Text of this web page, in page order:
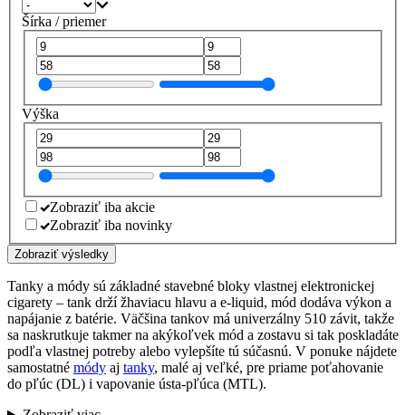
Šírka / priemer
Výška
Zobraziť iba akcie
Zobraziť iba novinky
Zobraziť výsledky
Tanky a módy sú základné stavebné bloky vlastnej elektronickej
cigarety – tank drží žhaviacu hlavu a e-liquid, mód dodáva výkon a
napájanie z batérie. Väčšina tankov má univerzálny 510 závit, takže
sa naskrutkuje takmer na akýkoľvek mód a zostavu si tak poskladáte
podľa vlastnej potreby alebo vylepšíte tú súčasnú. V ponuke nájdete
samostatné módy aj tanky, malé aj veľké, pre priame poťahovanie
do pľúc (DL) i vapovanie ústa-pľúca (MTL).